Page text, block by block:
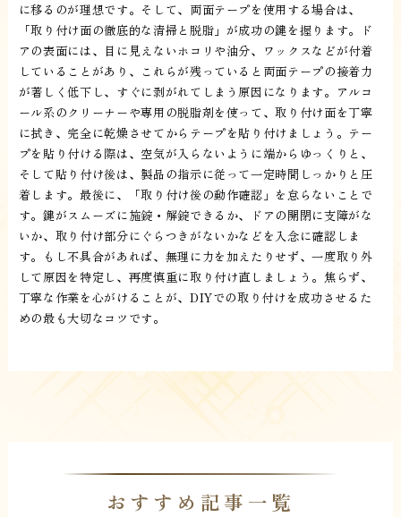
に移るのが理想です。そして、両面テープを使用する場合は、
「取り付け面の徹底的な清掃と脱脂」が成功の鍵を握ります。ド
アの表面には、目に見えないホコリや油分、ワックスなどが付着
していることがあり、これらが残っていると両面テープの接着力
が著しく低下し、すぐに剥がれてしまう原因になります。アルコ
ール系のクリーナーや専用の脱脂剤を使って、取り付け面を丁寧
に拭き、完全に乾燥させてからテープを貼り付けましょう。テー
プを貼り付ける際は、空気が入らないように端からゆっくりと、
そして貼り付け後は、製品の指示に従って一定時間しっかりと圧
着します。最後に、「取り付け後の動作確認」を怠らないことで
す。鍵がスムーズに施錠・解錠できるか、ドアの開閉に支障がな
いか、取り付け部分にぐらつきがないかなどを入念に確認しま
す。もし不具合があれば、無理に力を加えたりせず、一度取り外
して原因を特定し、再度慎重に取り付け直しましょう。焦らず、
丁寧な作業を心がけることが、DIYでの取り付けを成功させるた
めの最も大切なコツです。
おすすめ記事一覧